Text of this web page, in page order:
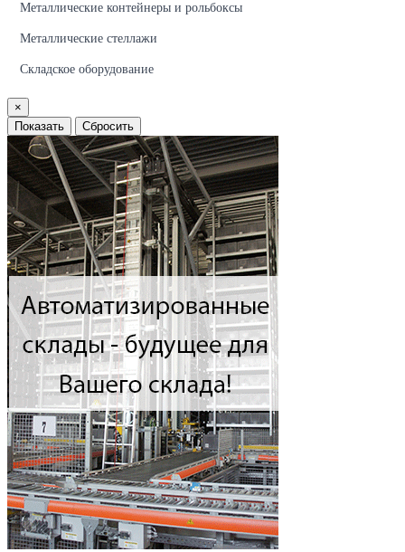
Металлические контейнеры и рольбоксы
Металлические стеллажи
Складское оборудование
×
Показать
Сбросить